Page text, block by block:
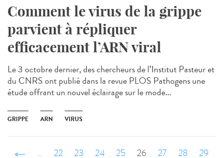
Comment le virus de la grippe
parvient à répliquer
efficacement l’ARN viral
Le 3 octobre dernier, des chercheurs de l’Institut Pasteur et
du CNRS ont publié dans la revue PLOS Pathogens une
étude offrant un nouvel éclairage sur le mode...
GRIPPE ARN VIRUS
‹ précédent
… 22 23 24 25 26 27 28 29